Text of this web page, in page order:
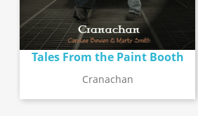
Tales From the Paint Booth
Cranachan